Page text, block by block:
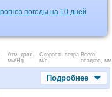
погоды на 10 дней
Атм. давл.
мм/Hg
Скорость ветра.
м/с
Всего
осадков, мм
Подробнее